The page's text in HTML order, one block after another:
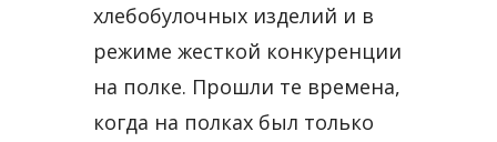
хлебобулочных изделий и в
режиме жесткой конкуренции
на полке. Прошли те времена,
когда на полках был только